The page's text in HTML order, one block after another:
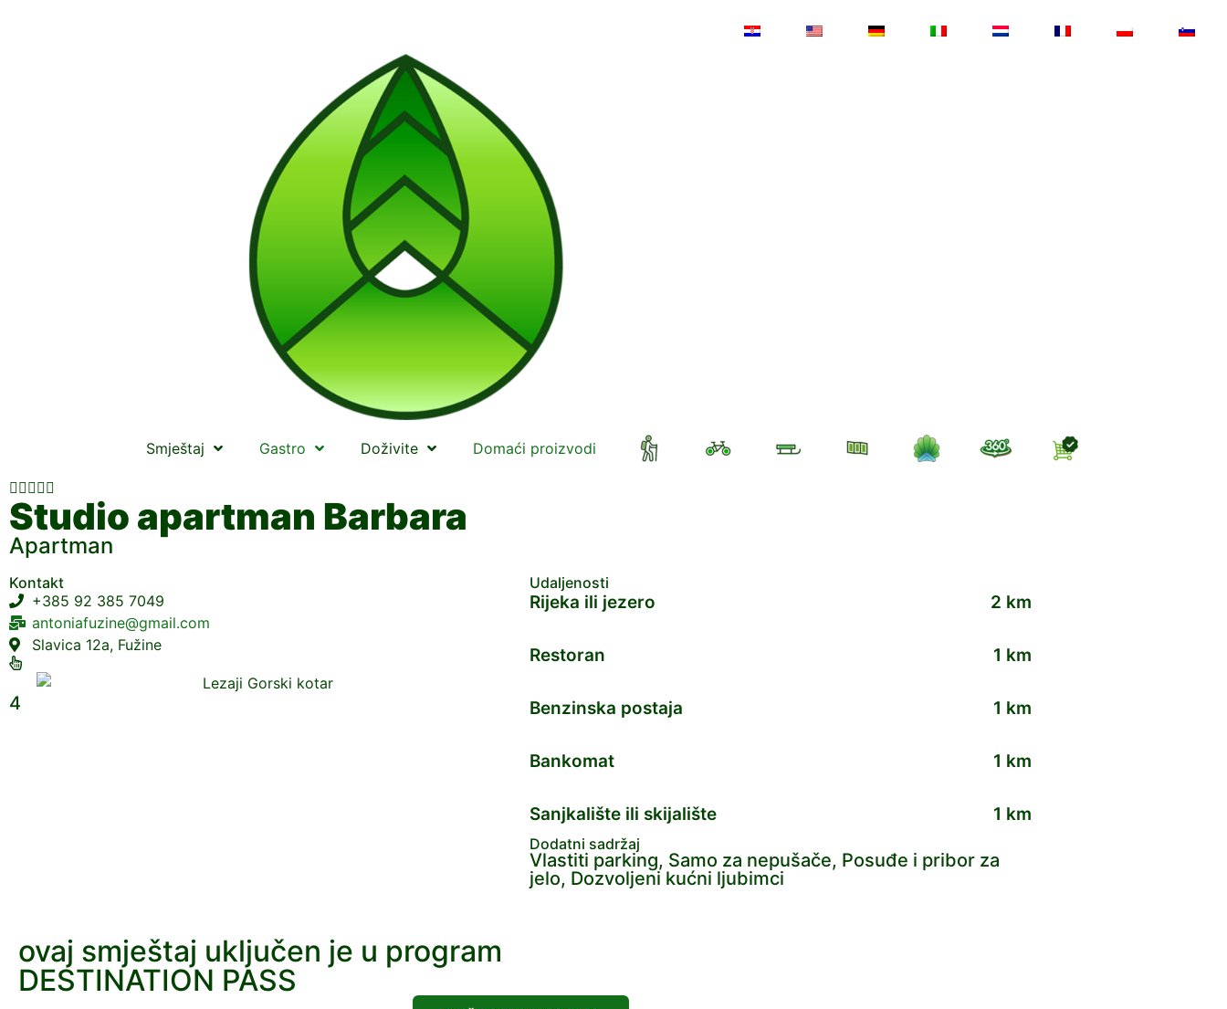
Smještaj Gastro Doživite Domaći proizvodi

Studio apartman Barbara
Apartman
Kontakt
+385 92 385 7049
antoniafuzine@gmail.com
Slavica 12a, Fužine
4
Udaljenosti
Rijeka ili jezero 2 km
Restoran 1 km
Benzinska postaja 1 km
Bankomat 1 km
Sanjkalište ili skijalište 1 km
Dodatni sadržaj
Vlastiti parking, Samo za nepušače, Posuđe i pribor za
jelo, Dozvoljeni kućni ljubimci
ovaj smještaj uključen je u program
DESTINATION PASS